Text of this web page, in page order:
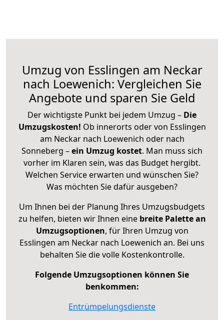
Umzug von Esslingen am Neckar
nach Loewenich: Vergleichen Sie
Angebote und sparen Sie Geld
Der wichtigste Punkt bei jedem Umzug – Die
Umzugskosten! Ob innerorts oder von Esslingen
am Neckar nach Loewenich oder nach
Sonneberg –ein Umzug kostet. Man muss sich
vorher im Klaren sein, was das Budget hergibt.
Welchen Service erwarten und wünschen Sie?
Was möchten Sie dafür ausgeben?
Um Ihnen bei der Planung Ihres Umzugsbudgets
zu helfen, bieten wir Ihnen eine breite Palette an
Umzugsoptionen, für Ihren Umzug von
Esslingen am Neckar nach Loewenich an. Bei uns
behalten Sie die volle Kostenkontrolle.
Folgende Umzugsoptionen können Sie
benkommen:
Entrümpelungsdienste